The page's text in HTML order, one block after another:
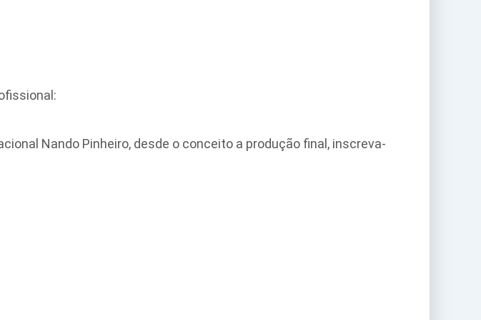
Nando Pinheiro, desde o conceito a produção final, inscreva-